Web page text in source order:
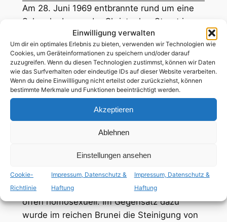
Einwilligung verwalten
Um dir ein optimales Erlebnis zu bieten, verwenden wir Technologien wie
Cookies, um Geräteinformationen zu speichern und/oder darauf
zuzugreifen. Wenn du diesen Technologien zustimmst, können wir Daten
wie das Surfverhalten oder eindeutige IDs auf dieser Website verarbeiten.
Wenn du deine Einwillligung nicht erteilst oder zurückziehst, können
bestimmte Merkmale und Funktionen beeinträchtigt werden.
Akzeptieren
Ablehnen
Einstellungen ansehen
Cookie-
Richtlinie
Impressum, Datenschutz &
Haftung
Impressum, Datenschutz &
Haftung
Am 28. Juni 1969 entbrannte rund um eine
Schwulenbar an der Christopher Street in
New York eine Straßenschlacht, die als die
Stonewall Riots in die Geschichte einging
und die den Beginn der Emanzipation
queerer Menschen, seien sie schwul,
lesbisch, bi oder trans, markierte. Als die
Polizei an jenem Abend anrückte, um Gäste
des „Stonewall Inn“ festzunehmen, schlugen
Community? Vieles hat sich seit dem
Aufstand von 1969 getan, zum Beispiel
waren die Bürgermeister von Berlin und Paris
offen homosexuell. Im Gegensatz dazu
wurde im reichen Brunei die Steinigung von